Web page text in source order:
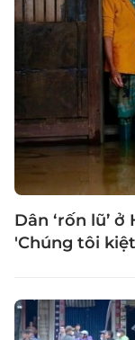
Dân ‘rốn lũ’
'Chúng tôi